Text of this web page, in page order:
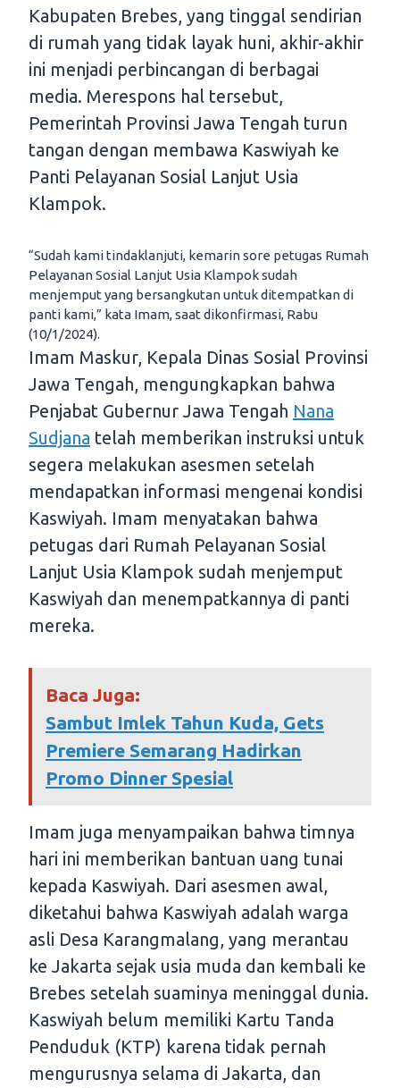
Kabupaten Brebes, yang tinggal sendirian
di rumah yang tidak layak huni, akhir-akhir
ini menjadi perbincangan di berbagai
media. Merespons hal tersebut,
Pemerintah Provinsi Jawa Tengah turun
tangan dengan membawa Kaswiyah ke
Panti Pelayanan Sosial Lanjut Usia
Klampok.
“Sudah kami tindaklanjuti, kemarin sore petugas Rumah
Pelayanan Sosial Lanjut Usia Klampok sudah
menjemput yang bersangkutan untuk ditempatkan di
panti kami,” kata Imam, saat dikonfirmasi, Rabu
(10/1/2024).
Imam Maskur, Kepala Dinas Sosial Provinsi
Jawa Tengah, mengungkapkan bahwa
Penjabat Gubernur Jawa Tengah Nana
Sudjana telah memberikan instruksi untuk
segera melakukan asesmen setelah
mendapatkan informasi mengenai kondisi
Kaswiyah. Imam menyatakan bahwa
petugas dari Rumah Pelayanan Sosial
Lanjut Usia Klampok sudah menjemput
Kaswiyah dan menempatkannya di panti
mereka.
Baca Juga:
Sambut Imlek Tahun Kuda, Gets
Premiere Semarang Hadirkan
Promo Dinner Spesial
Imam juga menyampaikan bahwa timnya
hari ini memberikan bantuan uang tunai
kepada Kaswiyah. Dari asesmen awal,
diketahui bahwa Kaswiyah adalah warga
asli Desa Karangmalang, yang merantau
ke Jakarta sejak usia muda dan kembali ke
Brebes setelah suaminya meninggal dunia.
Kaswiyah belum memiliki Kartu Tanda
Penduduk (KTP) karena tidak pernah
mengurusnya selama di Jakarta, dan